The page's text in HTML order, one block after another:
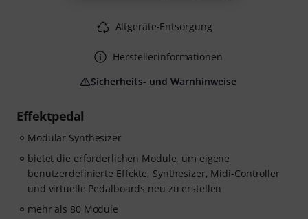
Effektpedal
Modular Synthesizer
bietet die erforderlichen Module, um eigene
benutzerdefinierte Effekte, Synthesizer, Midi-Controller
und virtuelle Pedalboards neu zu erstellen
mehr als 80 Module
Altgeräte-Entsorgung
Herstellerinformationen
Sicherheits- und Warnhinweise